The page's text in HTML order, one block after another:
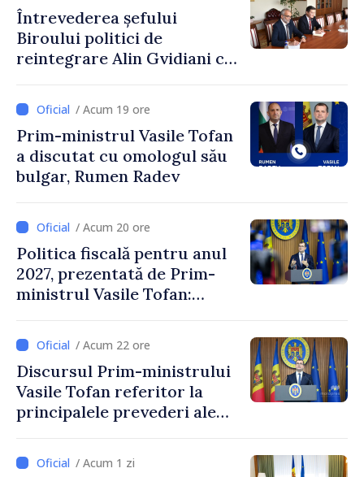
Întrevederea șefului
Biroului politici de
reintegrare Alin Gvidiani cu
Comitetului Internațional al
Crucii Roșii în Moldova
/ Acum 19 ore
Prim-ministrul Vasile Tofan
a discutat cu omologul său
bulgar, Rumen Radev
/ Acum 20 ore
Politica fiscală pentru anul
2027, prezentată de Prim-
ministrul Vasile Tofan:
stimularea investițiilor și o
taxare mai echitabilă
/ Acum 22 ore
Discursul Prim-ministrului
Vasile Tofan referitor la
principalele prevederi ale
2027
/ Acum 1 zi